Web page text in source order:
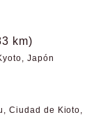
km)
Japón
Ciudad de Kioto,